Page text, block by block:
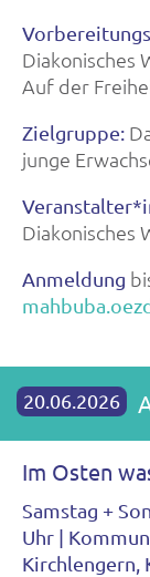
Diakonisches
Auf der
Zielgruppe:
junge
Diakonisches
Anmeldung
20.06.2026
Im Osten
Samstag +
Uhr |
Kirchlengern,